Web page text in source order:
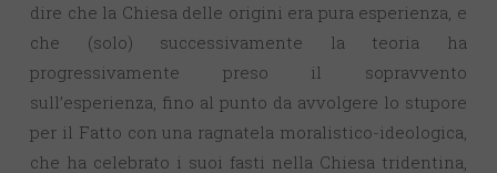
dire che la Chiesa delle origini era pura esperienza, e
che (solo) successivamente la teoria ha
progressivamente preso il sopravvento
sull’esperienza, fino al punto da avvolgere lo stupore
per il Fatto con una ragnatela moralistico-ideologica,
che ha celebrato i suoi fasti nella Chiesa tridentina,